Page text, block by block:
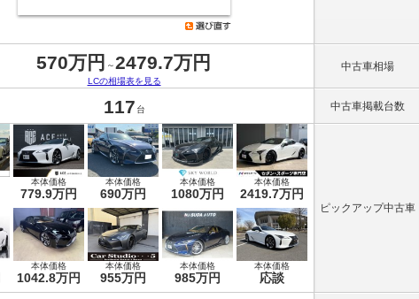
570万円 ～2479.7万円
LCの相場表を見る
中古車相場
117 台 中古車掲載台数
本体価格
779.9万円
本体価格
690万円
本体価格
1080万円
本体価格
2419.7万円
本体価格
1042.8万円
本体価格
955万円
本体価格
985万円
本体価格
応談
ピックアップ中古車